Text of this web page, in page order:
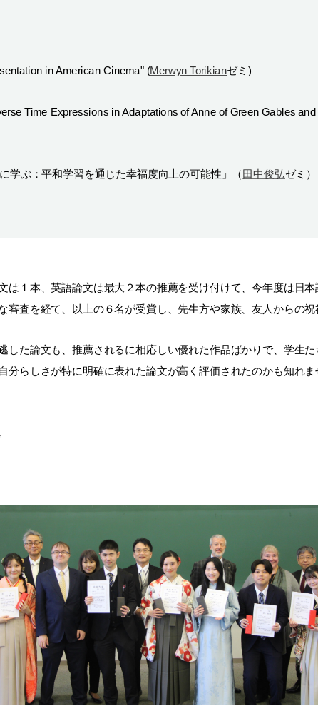
in American Cinema" (Merwyn Torikianゼミ)
Time Expressions in Adaptations of Anne of Green Gables
学ぶ：平和学習を通じた幸福度向上の可能性」（ 田中俊弘ゼミ）
は１本、英語論文は最大２本の推薦を受け付けて、今年度は日
審査を経て、以上の６名が受賞し、先生方や家族、友人からの祝
した論文も、推薦されるに相応しい優れた作品ばかりで、学生
分らしさが特に明確に表れた論文が高く評価されたのかも知れ